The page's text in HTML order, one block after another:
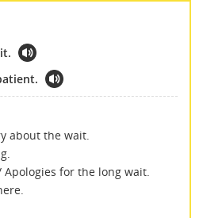
about the wait.
for the long wait.